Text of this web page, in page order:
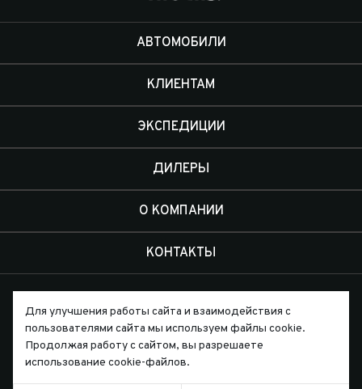
АВТОМОБИЛИ
КЛИЕНТАМ
ЭКСПЕДИЦИИ
ДИЛЕРЫ
О КОМПАНИИ
КОНТАКТЫ
Письмо директору
Для улучшения работы сайта и взаимодействия с
пользователями сайта мы используем файлы cookie.
Продолжая работу с сайтом, вы разрешаете
использование cookie-файлов.